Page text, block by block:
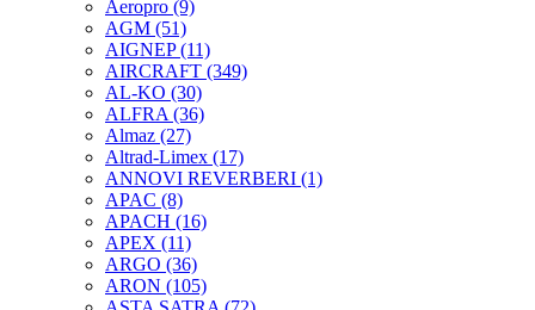
Aeropro (9)
AGM (51)
AIGNEP(11)
AIRCRAFT (349)
AL-KO (30)
ALFRA (36)
Almaz (27)
Altrad-Limex (17)
ANNOVI REVERBERI (1)
APAC (8)
APACH (16)
APEX (11)
ARGO (36)
ARON (105)